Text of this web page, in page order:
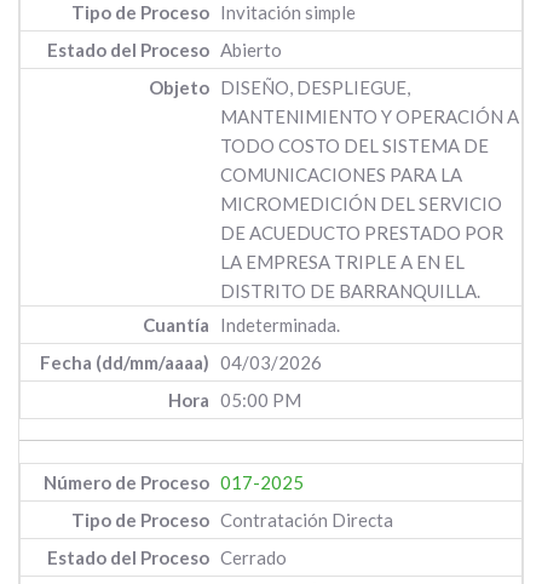
Invitación simple
Abierto
DISEÑO, DESPLIEGUE,
MANTENIMIENTO Y OPERACIÓN A
TODO COSTO DEL SISTEMA DE
COMUNICACIONES PARA LA
MICROMEDICIÓN DEL SERVICIO
DE ACUEDUCTO PRESTADO POR
LA EMPRESA TRIPLE A EN EL
DISTRITO DE BARRANQUILLA.
Indeterminada.
04/03/2026
05:00 PM
017-2025
Contratación Directa
Cerrado